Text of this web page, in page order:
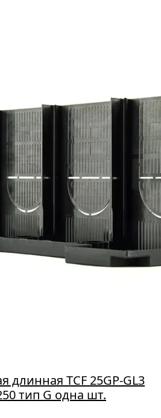
TCF 25GP-GL3
тип G одна шт.